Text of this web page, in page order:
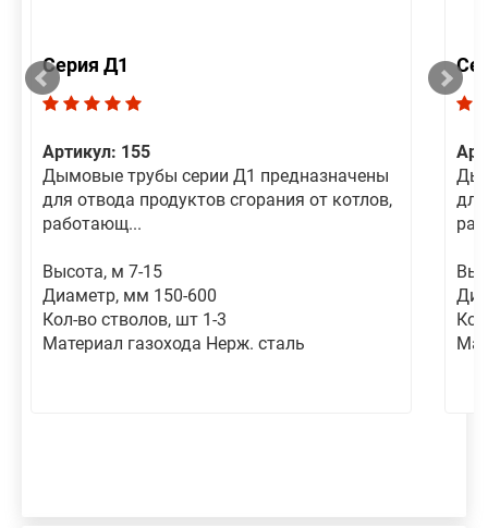
Серия Д1
Артикул: 155
Дымовые трубы серии Д1 предназначены
для отвода продуктов сгорания от котлов,
работающ...
Высота, м 7-15
Диаметр, мм 150-600
Кол-во стволов, шт 1-3
Материал газохода Нерж. сталь